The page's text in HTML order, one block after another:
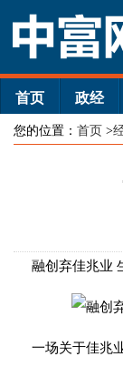
首页 政经
您的位置： 首页 >
融创弃佳兆业
一场关于佳兆